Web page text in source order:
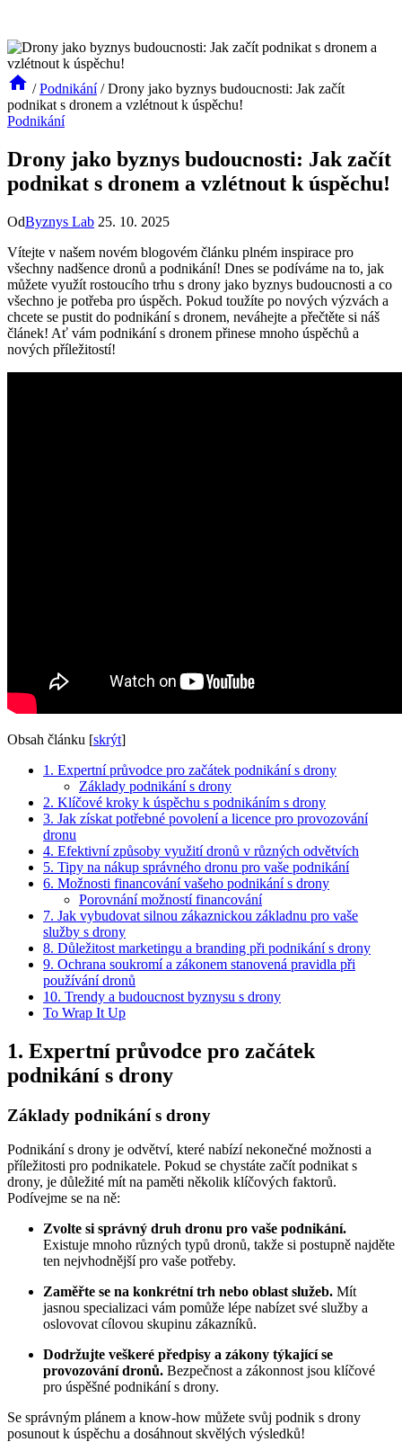
/ Podnikání / Drony jako byznys budoucnosti: Jak začít
podnikat s dronem a vzlétnout k úspěchu!
Podnikání
Drony jako byznys budoucnosti: Jak začít
podnikat s dronem a vzlétnout k úspěchu!
OdByznys Lab 25. 10. 2025
Vítejte v našem novém blogovém článku plném inspirace pro
všechny nadšence dronů a podnikání! Dnes se podíváme na to, jak
můžete využít rostoucího trhu s drony jako byznys budoucnosti a co
všechno je potřeba pro úspěch. Pokud toužíte po nových výzvách a
chcete se pustit do podnikání s dronem, neváhejte a přečtěte si náš
článek! Ať vám podnikání s dronem přinese mnoho úspěchů a
nových příležitostí!
Obsah článku [skrýt]
1. Expertní průvodce pro začátek podnikání s drony
Základy podnikání s drony
2. Klíčové kroky k úspěchu s podnikáním s drony
3. Jak získat potřebné povolení a licence pro provozování
dronu
4. Efektivní způsoby využití dronů v různých odvětvích
5. Tipy na nákup správného dronu pro vaše podnikání
6. Možnosti financování vašeho podnikání s drony
Porovnání možností financování
7. Jak vybudovat silnou zákaznickou základnu pro vaše
služby s drony
8. Důležitost marketingu a branding při podnikání s drony
9. Ochrana soukromí a zákonem stanovená pravidla při
používání dronů
10. Trendy a budoucnost byznysu s drony
To Wrap It Up
1. Expertní průvodce pro začátek
podnikání s drony
Základy podnikání s drony
Podnikání s drony je odvětví, které nabízí nekonečné možnosti a
příležitosti pro podnikatele. Pokud se chystáte začít podnikat s
drony, je důležité mít na paměti několik klíčových faktorů.
Podívejme se na ně:
Zvolte si správný druh dronu pro vaše podnikání.
Existuje mnoho různých typů dronů, takže si postupně najděte
ten nejvhodnější pro vaše potřeby.
Zaměřte se na konkrétní trh nebo oblast služeb. Mít
jasnou specializaci vám pomůže lépe nabízet své služby a
oslovovat cílovou skupinu zákazníků.
Dodržujte veškeré předpisy a zákony týkající se
provozování dronů. Bezpečnost a zákonnost jsou klíčové
pro úspěšné podnikání s drony.
Se správným plánem a know-how můžete svůj podnik s drony
posunout k úspěchu a dosáhnout skvělých výsledků!